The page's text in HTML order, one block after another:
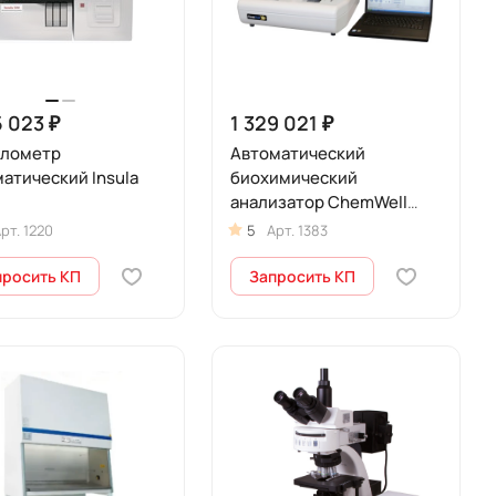
023 ₽
Insula
1220
КП
1 329 021 ₽
Автоматический
биохимический
анализатор ChemWell
2900 (T)
5 Арт. 1383
Запросить КП